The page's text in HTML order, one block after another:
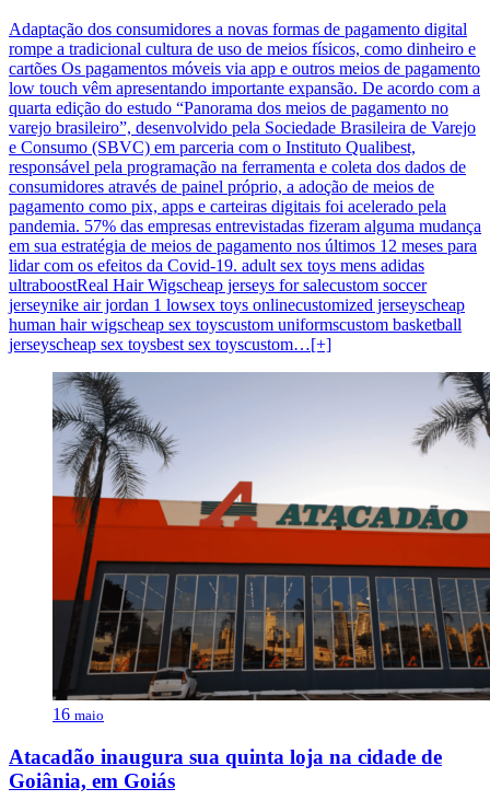
Adaptação dos consumidores a novas formas de pagamento digital
rompe a tradicional cultura de uso de meios físicos, como dinheiro e
cartões Os pagamentos móveis via app e outros meios de pagamento
low touch vêm apresentando importante expansão. De acordo com a
quarta edição do estudo “Panorama dos meios de pagamento no
varejo brasileiro”, desenvolvido pela Sociedade Brasileira de Varejo
e Consumo (SBVC) em parceria com o Instituto Qualibest,
responsável pela programação na ferramenta e coleta dos dados de
consumidores através de painel próprio, a adoção de meios de
pagamento como pix, apps e carteiras digitais foi acelerado pela
pandemia. 57% das empresas entrevistadas fizeram alguma mudança
em sua estratégia de meios de pagamento nos últimos 12 meses para
lidar com os efeitos da Covid-19. adult sex toys mens adidas
ultraboostReal Hair Wigscheap jerseys for salecustom soccer
jerseynike air jordan 1 lowsex toys onlinecustomized jerseyscheap
human hair wigscheap sex toyscustom uniformscustom basketball
jerseyscheap sex toysbest sex toyscustom…[+]
16 maio
Atacadão inaugura sua quinta loja na cidade de
Goiânia, em Goiás